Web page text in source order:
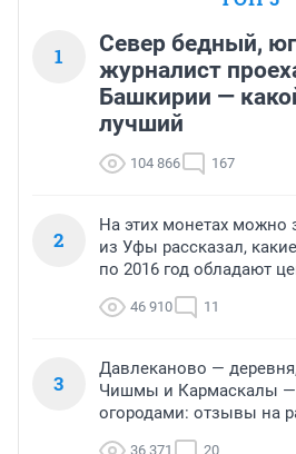
1
Север бедный,
журналист
Башкирии —
лучший
104 866 167
2
На этих монетах можно
из Уфы рассказал,
по 2016 год обладают
46 910 11
3
Давлеканово —
Чишмы и Кармаскалы —
огородами: отзывы на
36 371 20